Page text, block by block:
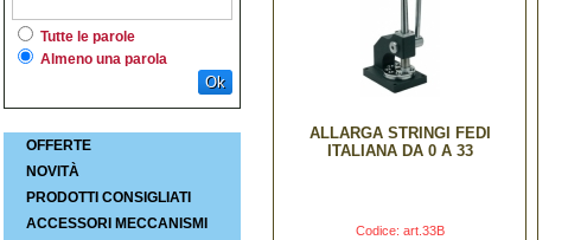
Tutte le parole
Almeno una parola
Ok
OFFERTE
NOVITÀ
PRODOTTI CONSIGLIATI
ACCESSORI MECCANISMI
ALLARGA STRINGI FEDI
ITALIANA DA 0 A 33
Codice: art.33B